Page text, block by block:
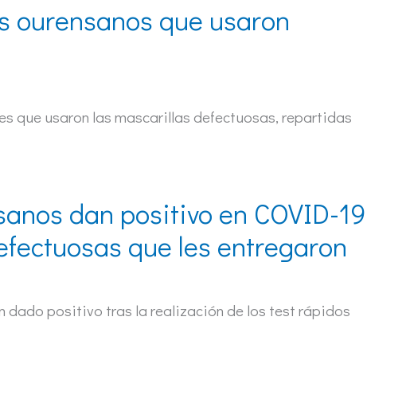
que usaron
que usaron las mascarillas defectuosas, repartidas
dan positivo en COVID-19
que les entregaron
dado positivo tras la realización de los test rápidos